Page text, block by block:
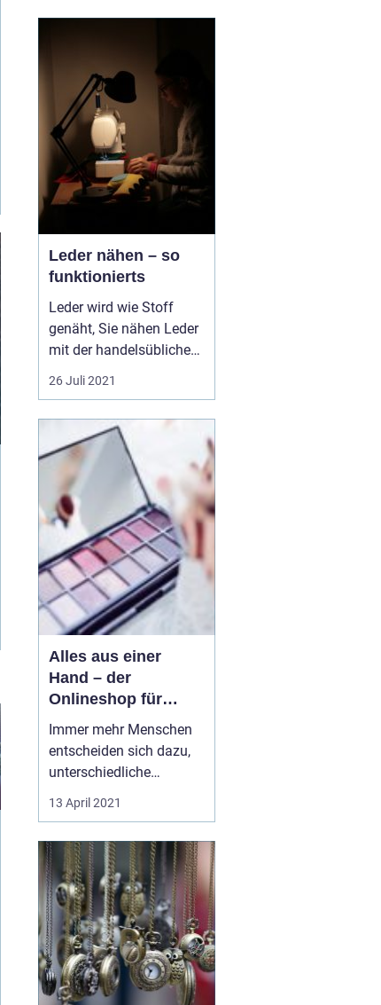
unserem Kleiderschrank
nicht mehr
wegzudenken. Ein gutes
Shirt so...
Leder nähen – so
funktionierts
Leder wird wie Stoff
genäht, Sie nähen Leder
mit der handelsüblichen
Nähmaschine. Allerdings
besondere
Ledernähnadel,
beispielsweise die Super-
Universalnadel. Die
Stecknadeln sind ein No-
Go beim Nähen...
26 Juli 2021
Alles aus einer
Hand – der
Onlineshop für
Beautyprodukte
Immer mehr Menschen
entscheiden sich dazu,
unterschiedliche
Produkte im Internet zu
bestellen und das aus
Bereichen. Dabei geht es
schon längst nicht mehr
nur darum, Produkte zu
kaufen, welche im
Handel schwer zu
bekommen sind. A...
13 April 2021